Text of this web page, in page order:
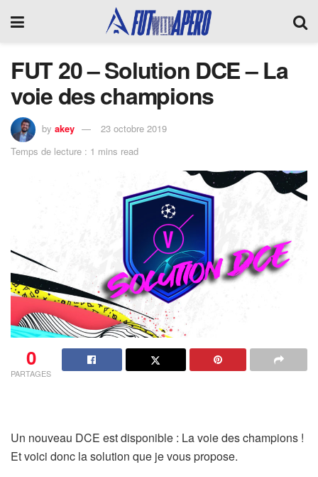
FUT 20 – Solution DCE – La
voie des champions
by akey
23 octobre 2019
Temps de lecture : 1 mins read
0
PARTAGES
Un nouveau DCE est disponible : La voie des champions !
Et voici donc la solution que je vous propose.